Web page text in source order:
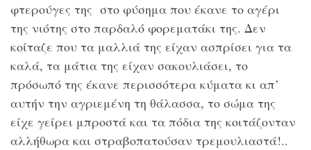
φτερούγες της στο φύσημα που έκανε το αγέρι
της νιότης στο παρδαλό φορεματάκι της. Δεν
κοίταζε που τα μαλλιά της είχαν ασπρίσει για τα
καλά, τα μάτια της είχαν σακουλιάσει, το
πρόσωπό της έκανε περισσότερα κύματα κι απ’
αυτήν την αγριεμένη τη θάλασσα, το σώμα της
είχε γείρει μπροστά και τα πόδια της κοιτάζονταν
αλλήθωρα και στραβοπατούσαν τρεμουλιαστά!..